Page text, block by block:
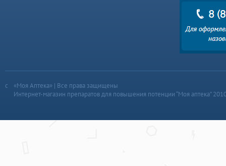
«Моя Аптека» | Все права защищены
Интернет-магазин препаратов для повышения потенции “Моя аптека”